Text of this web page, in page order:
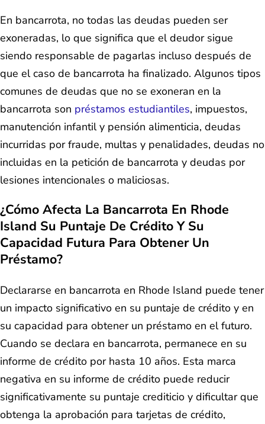
En bancarrota, no todas las deudas pueden ser
exoneradas, lo que significa que el deudor sigue
siendo responsable de pagarlas incluso después de
que el caso de bancarrota ha finalizado. Algunos tipos
comunes de deudas que no se exoneran en la
bancarrota son préstamos estudiantiles, impuestos,
manutención infantil y pensión alimenticia, deudas
incurridas por fraude, multas y penalidades, deudas no
incluidas en la petición de bancarrota y deudas por
lesiones intencionales o maliciosas.
¿Cómo Afecta La Bancarrota En Rhode
Island Su Puntaje De Crédito Y Su
Capacidad Futura Para Obtener Un
Préstamo?
Declararse en bancarrota en Rhode Island puede tener
un impacto significativo en su puntaje de crédito y en
su capacidad para obtener un préstamo en el futuro.
Cuando se declara en bancarrota, permanece en su
informe de crédito por hasta 10 años. Esta marca
negativa en su informe de crédito puede reducir
significativamente su puntaje crediticio y dificultar que
obtenga la aprobación para tarjetas de crédito,